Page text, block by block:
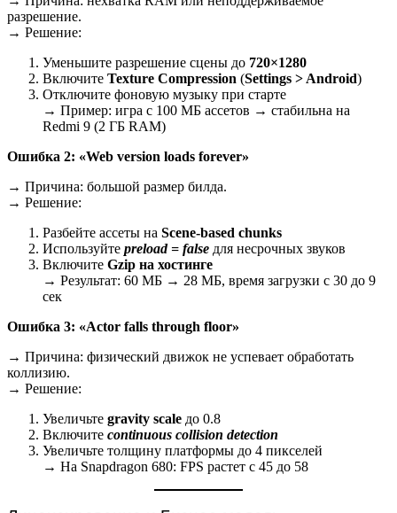
разрешение.
→ Решение:
Уменьшите разрешение сцены до 720×1280
Включите Texture Compression (Settings > Android)
Отключите фоновую музыку при старте
→ Пример: игра с 100 МБ ассетов → стабильна на
Redmi 9 (2 ГБ RAM)
Ошибка 2: «Web version loads forever»
→ Причина: большой размер билда.
→ Решение:
Разбейте ассеты на Scene-based chunks
Используйте preload = false для несрочных звуков
Включите Gzip на хостинге
→ Результат: 60 МБ → 28 МБ, время загрузки с 30 до 9
сек
Ошибка 3: «Actor falls through floor»
→ Причина: физический движок не успевает обработать
коллизию.
→ Решение:
Увеличьте gravity scale до 0.8
Включите continuous collision detection
Увеличьте толщину платформы до 4 пикселей
→ На Snapdragon 680: FPS растет с 45 до 58